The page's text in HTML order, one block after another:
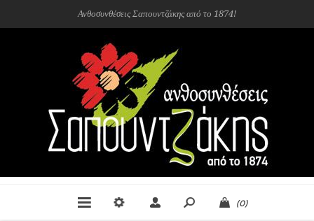
Ανθοσυνθέσεις Σαπουντζάκης από το 1874!
(0)